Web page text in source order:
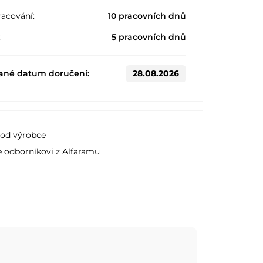
10 pracovních dnů
5 pracovních dnů
datum doručení: 28.08.2026
výrobce
odborníkovi z Alfaramu